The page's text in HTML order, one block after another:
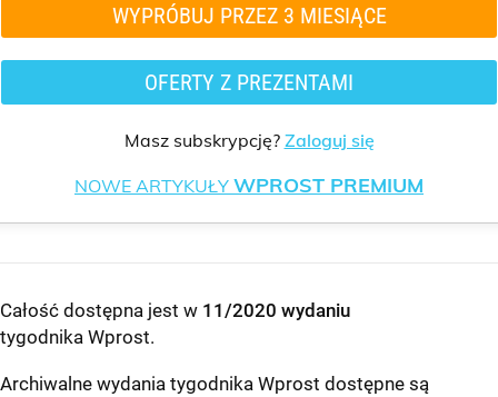
WYPRÓBUJ PRZEZ 3 MIESIĄCE
OFERTY Z PREZENTAMI
Masz subskrypcję? Zaloguj się
NOWE ARTYKUŁY WPROST PREMIUM
Całość dostępna jest w 11/2020 wydaniu
tygodnika Wprost.
Archiwalne wydania tygodnika Wprost dostępne są